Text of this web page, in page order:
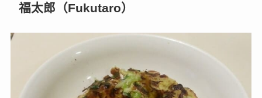
福太郎（Fukutaro）